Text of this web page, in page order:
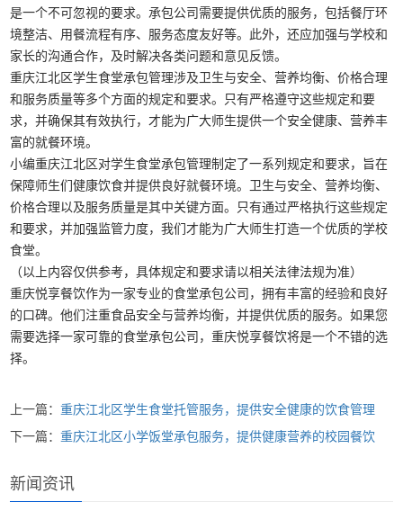
是一个不可忽视的要求。承包公司需要提供优质的服务，包括餐厅环
境整洁、用餐流程有序、服务态度友好等。此外，还应加强与学校和
家长的沟通合作，及时解决各类问题和意见反馈。
重庆江北区学生食堂承包管理涉及卫生与安全、营养均衡、价格合理
和服务质量等多个方面的规定和要求。只有严格遵守这些规定和要
求，并确保其有效执行，才能为广大师生提供一个安全健康、营养丰
富的就餐环境。
小编重庆江北区对学生食堂承包管理制定了一系列规定和要求，旨在
保障师生们健康饮食并提供良好就餐环境。卫生与安全、营养均衡、
价格合理以及服务质量是其中关键方面。只有通过严格执行这些规定
和要求，并加强监管力度，我们才能为广大师生打造一个优质的学校
食堂。
（以上内容仅供参考，具体规定和要求请以相关法律法规为准）
重庆悦享餐饮作为一家专业的食堂承包公司，拥有丰富的经验和良好
的口碑。他们注重食品安全与营养均衡，并提供优质的服务。如果您
需要选择一家可靠的食堂承包公司，重庆悦享餐饮将是一个不错的选
择。
上一篇：重庆江北区学生食堂托管服务，提供安全健康的饮食管理
下一篇：重庆江北区小学饭堂承包服务，提供健康营养的校园餐饮
新闻资讯